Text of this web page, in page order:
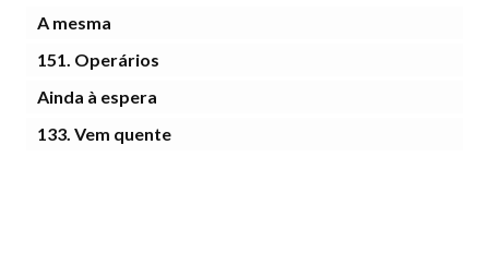
A mesma
151. Operários
Ainda à espera
133. Vem quente